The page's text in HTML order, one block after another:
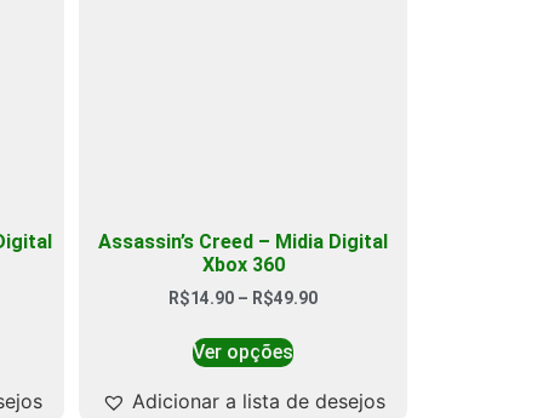
Assassin’s Creed – Midia Digital
Xbox 360
R$14.90 – R$49.90
Ver opções
Adicionar a lista de desejos